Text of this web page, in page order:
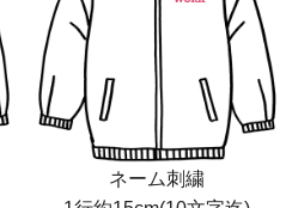
ネーム刺繍